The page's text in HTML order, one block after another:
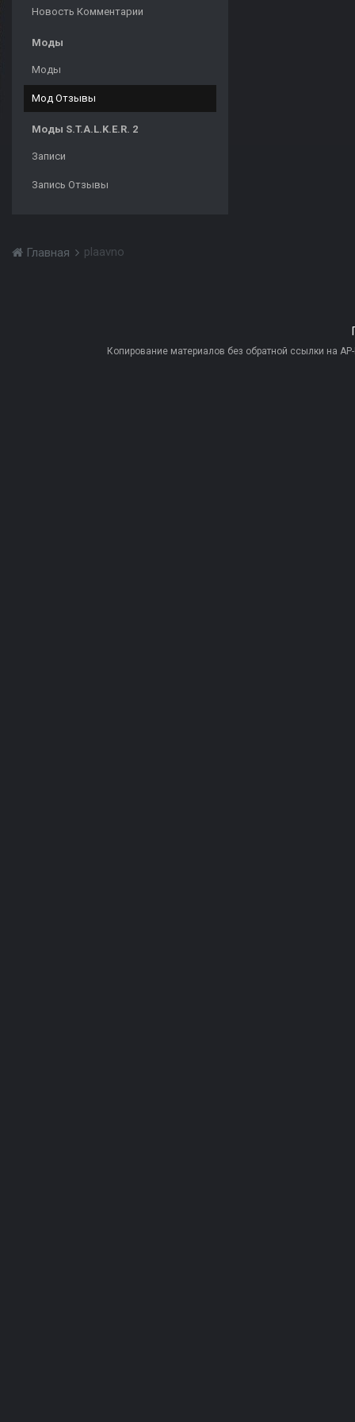
Новость Комментарии
Моды
Моды
Мод Отзывы
Моды S.T.A.L.K.E.R. 2
Записи
Запись Отзывы
Главная plaavno
Копирование материалов без обратной ссылки на